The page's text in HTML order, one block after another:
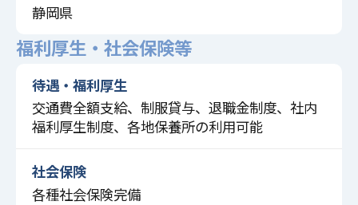
静岡県
福利厚生・社会保険等
待遇・福利厚生
交通費全額支給、制服貸与、退職金制度、社内
福利厚生制度、各地保養所の利用可能
社会保険
各種社会保険完備